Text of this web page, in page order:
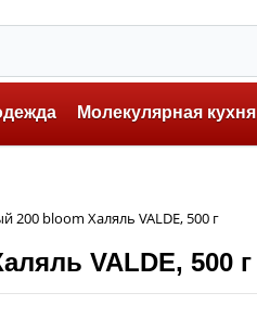
Молекулярная кухня
200 bloom Халяль VALDE, 500 г
VALDE, 500 г